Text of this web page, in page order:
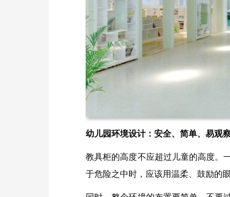
幼儿园环境设计：安全、简单、易观
教具柜的高度不应超过儿童的高度。
于危险之中时，应该用温柔、鼓励的